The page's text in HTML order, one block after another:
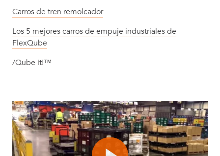
Carros de tren remolcador
Los 5 mejores carros de empuje industriales de
FlexQube
/Qube it!™